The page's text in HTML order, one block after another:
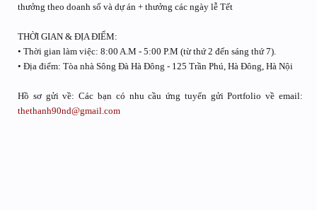
thưởng theo doanh số và dự án + thưởng các ngày lễ Tết
THỜI GIAN & ĐỊA ĐIỂM:
• Thời gian làm việc: 8:00 A.M - 5:00 P.M (từ thứ 2 đến sáng thứ 7).
• Địa điểm: Tòa nhà Sông Đà Hà Đông - 125 Trần Phú, Hà Đông, Hà Nội
Hồ sơ gửi về: Các bạn có nhu cầu ứng tuyển gửi Portfolio về email:
thethanh90nd@gmail.com